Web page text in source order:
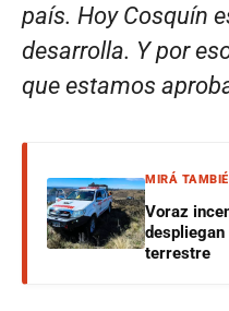
país. Hoy Cosquín
desarrolla. Y por
que estamos
MIRÁ
Voraz
terrestre